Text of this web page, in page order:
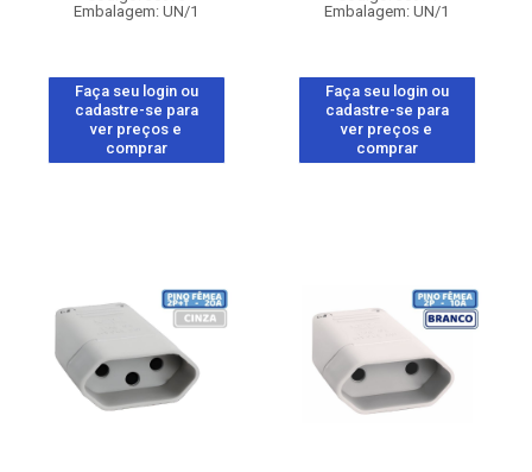
Embalagem: UN/1
Faça seu login ou
cadastre-se para
ver preços e
comprar
Embalagem: UN/1
Faça seu login ou
cadastre-se para
ver preços e
comprar